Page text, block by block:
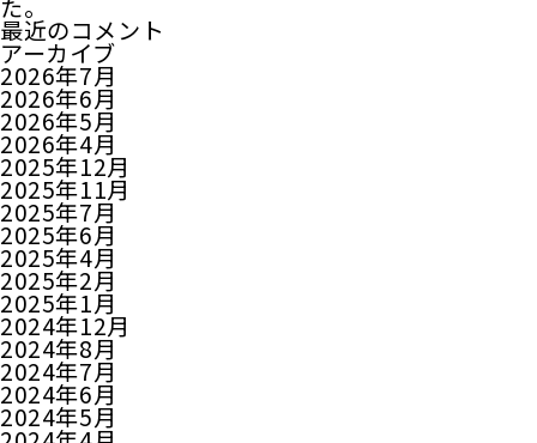
た。
最近のコメント
アーカイブ
2026年7月
2026年6月
2026年5月
2026年4月
2025年12月
2025年11月
2025年7月
2025年6月
2025年4月
2025年2月
2025年1月
2024年12月
2024年8月
2024年7月
2024年6月
2024年5月